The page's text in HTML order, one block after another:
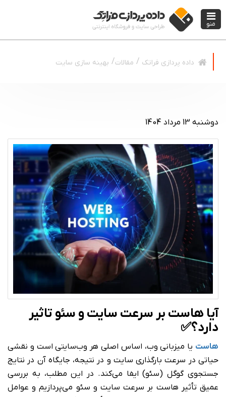
داده پردازی فراتک مقالات بهینه سازی سایت
دوشنبه 13 مرداد 1404
آیا هاست بر سرعت سایت و سئو تاثیر
دارد؟✅
هاست یا میزبانی وب، اساس اصلی هر وب‌سایتی است و نقشی
حیاتی در سرعت بارگذاری سایت و در نتیجه، جایگاه آن در نتایج
جستجوی گوگل (سئو) ایفا می‌کند. در این مطلب، به بررسی
عمیق تأثیر هاست بر سرعت سایت و سئو می‌پردازیم و عوامل
منو